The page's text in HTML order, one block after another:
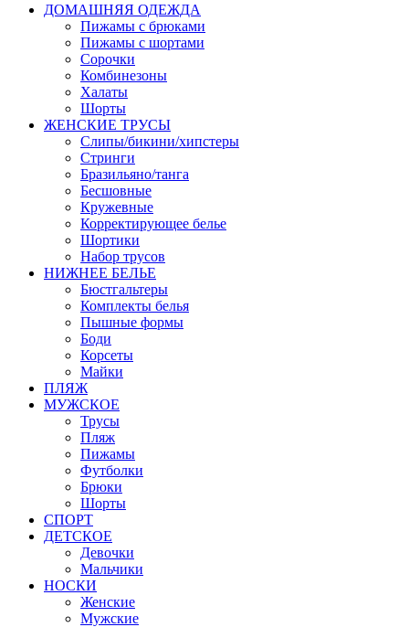
ДОМАШНЯЯ ОДЕЖДА
Пижамы с брюками
Пижамы с шортами
Сорочки
Комбинезоны
Халаты
Шорты
ЖЕНСКИЕ ТРУСЫ
Слипы/бикини/хипстеры
Стринги
Бразильяно/танга
Бесшовные
Кружевные
Корректирующее белье
Шортики
Набор трусов
НИЖНЕЕ БЕЛЬЕ
Бюстгальтеры
Комплекты белья
Пышные формы
Боди
Корсеты
Майки
ПЛЯЖ
МУЖСКОЕ
Трусы
Пляж
Пижамы
Футболки
Брюки
Шорты
СПОРТ
ДЕТСКОЕ
Девочки
Мальчики
НОСКИ
Женские
Мужские